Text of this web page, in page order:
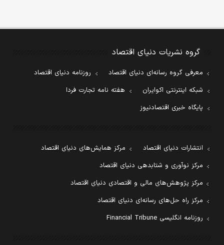
گروه نشریات دنیای اقتصاد
معرفی گروه رسانه‌ای دنیای اقتصاد
روزنامه دنیای اقتصاد
شبکه اینترنتی اکوایران
هفته نامه تجارت فردا
پایگاه خبری اقتصادنیوز
انتشارات دنیای اقتصاد
مرکز همایش‌های دنیای اقتصاد
مرکز نوآوری و شتابدهی دنیای اقتصاد
مرکز پژوهش‌های مالی و اقتصادی دنیای اقتصاد
مرکز راه حل‌های رسانه‌ای دنیای اقتصاد
روزنامه انگلیسی Financial Tribune